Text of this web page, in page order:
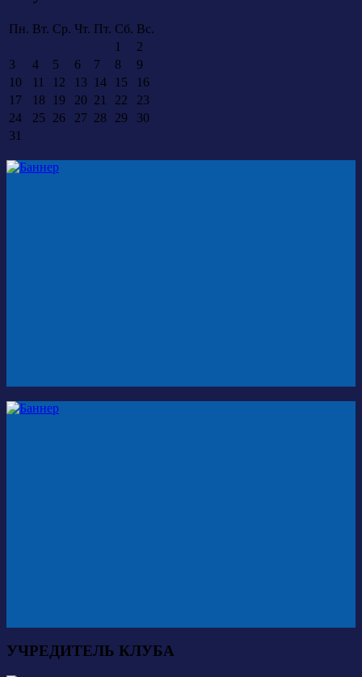
Пн. Вт. Ср. Чт. Пт. Сб. Вс.
1
2
3
4 5 6 7 8
9
10
11 12 13 14 15
16
17
18 19 20 21 22
23
24
25 26 27 28 29
30
31
УЧРЕДИТЕЛЬ КЛУБА